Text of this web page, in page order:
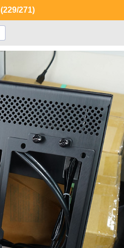
(229/271)